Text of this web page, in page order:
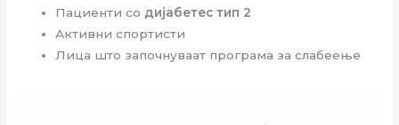
Пациенти со дијабетес тип 2
Активни спортисти
Лица што започнуваат програма за слабеење